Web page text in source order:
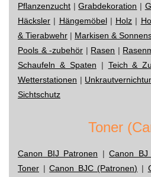
Pflanzenzucht |Grabdekoration |
Häcksler | Hängemöbel| Holz |
& Tierabwehr | Markisen &
Pools & -zubehör | Rasen |
Schaufeln & Spaten | Teich &
Wetterstationen |
Sichtschutz
Toner
Canon BIJ Patronen |Canon BJ
Toner |Canon BJC (Patronen) |